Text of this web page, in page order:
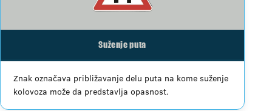
Suženje puta
Znak označava približavanje delu puta na kome suženje
kolovoza može da predstavlja opasnost.